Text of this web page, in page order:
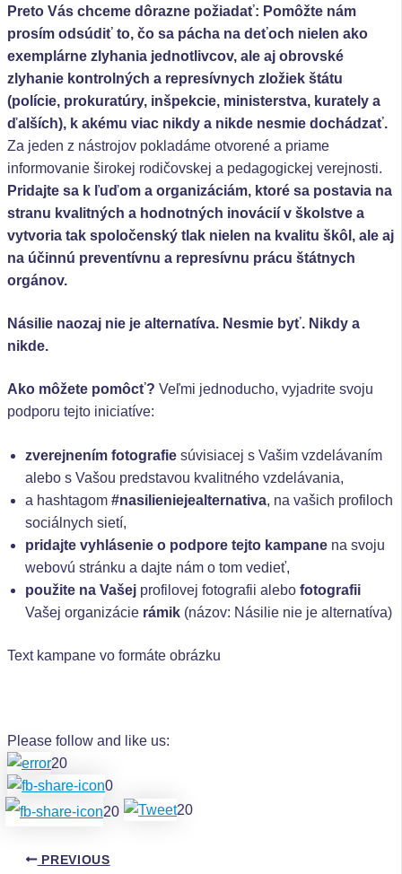
Preto Vás chceme dôrazne požiadať: Pomôžte nám
prosím odsúdiť to, čo sa pácha na deťoch nielen ako
exemplárne zlyhania jednotlivcov, ale aj obrovské
zlyhanie kontrolných a represívnych zložiek štátu
(polície, prokuratúry, inšpekcie, ministerstva, kurately a
ďalších), k akému viac nikdy a nikde nesmie dochádzať.
Za jeden z nástrojov pokladáme otvorené a priame
informovanie širokej rodičovskej a pedagogickej verejnosti.
Pridajte sa k ľuďom a organizáciám, ktoré sa postavia na
stranu kvalitných a hodnotných inovácií v školstve a
vytvoria tak spoločenský tlak nielen na kvalitu škôl, ale aj
na účinnú preventívnu a represívnu prácu štátnych
orgánov.
Násilie naozaj nie je alternatíva. Nesmie byť. Nikdy a
nikde.
Ako môžete pomôcť? Veľmi jednoducho, vyjadrite svoju
podporu tejto iniciatíve:
zverejnením fotografie súvisiacej s Vašim vzdelávaním
alebo s Vašou predstavou kvalitného vzdelávania,
a hashtagom #nasilieniejealternativa, na vašich profiloch
sociálnych sietí,
pridajte vyhlásenie o podpore tejto kampane na svoju
webovú stránku a dajte nám o tom vedieť,
použite na Vašej profilovej fotografii alebo fotografii
Vašej organizácie rámik (názov: Násilie nie je alternatíva)
Text kampane vo formáte obrázku
Please follow and like us:
20
0
20
20
PREVIOUS